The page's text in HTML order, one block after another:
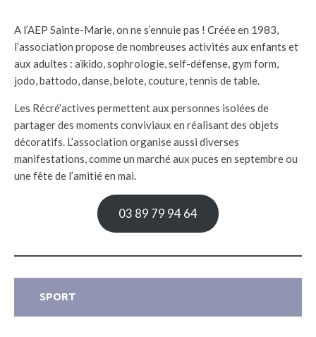
A l’AEP Sainte-Marie, on ne s’ennuie pas ! Créée en 1983,
l’association propose de nombreuses activités aux enfants et
aux adultes : aïkido, sophrologie, self-défense, gym form,
jodo, battodo, danse, belote, couture, tennis de table.
Les Récré’actives permettent aux personnes isolées de
partager des moments conviviaux en réalisant des objets
décoratifs. L’association organise aussi diverses
manifestations, comme un marché aux puces en septembre ou
une fête de l’amitié en mai.
03 89 79 94 64
SPORT